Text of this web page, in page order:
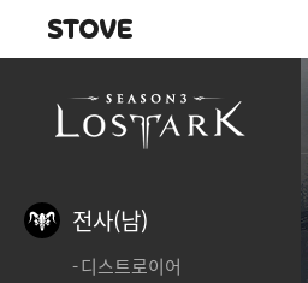
새소식 게임정보
전사(남)
디스트로이어